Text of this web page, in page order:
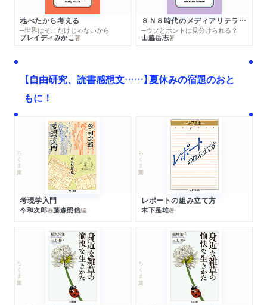
地べたから考える
─世界はそこだけじゃないから
ブレイディみかこ著
ＳＮＳ時代のメディアリテラシー
─ウソとホントは見分けられる？
山脇岳志著
【自由研究、読書感想文……】夏休みの宿題のおと
もに！
ちくま文庫
考現学入門
今和次郎著藤森照信編
ちくま学芸文庫
レポートの組み立て方
木下是雄著
ちくま文庫 ちくま文庫